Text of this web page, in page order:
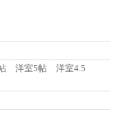
洋室5帖 洋室4.5